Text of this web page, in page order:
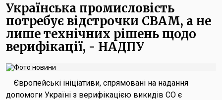
Українська промисловість
потребує відстрочки CBAM, а не
лише технічних рішень щодо
верифікації, - НАДПУ
Європейські ініціативи, спрямовані на надання
допомоги Україні з верифікацією викидів CO є